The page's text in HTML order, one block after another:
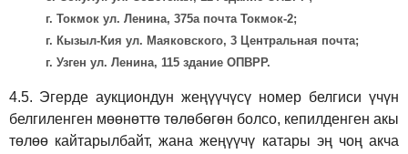
г. Токмок ул. Ленина, 375а почта Токмок-2;
г. Кызыл-Кия ул. Маяковского, 3 Центральная почта;
г. Узген ул. Ленина, 115 здание ОПВРР.
4.5. Эгерде аукциондун жеңүүчүсү номер белгиси үчүн
белгиленген мөөнөттө төлөбөгөн болсо, кепилденген акы
төлөө кайтарылбайт, жана жеңүүчү катары эң чоң акча